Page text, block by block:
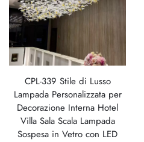
CPL-339 Stile di Lusso
Lampada Personalizzata per
Decorazione Interna Hotel
Villa Sala Scala Lampada
Sospesa in Vetro con LED